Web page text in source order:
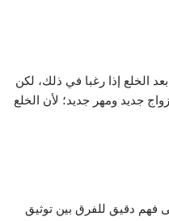
الخلع إذا رغبا في ذلك، لكن
جديد ومهر جديد؛ لأن الخلع
فهم دقيق للفرق بين توثيق